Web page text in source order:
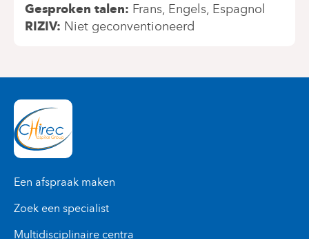
Gesproken talen Frans Engels Espagnol
RIZIV Niet geconventioneerd
Een afspraak maken
Zoek een specialist
Multidisciplinaire centra